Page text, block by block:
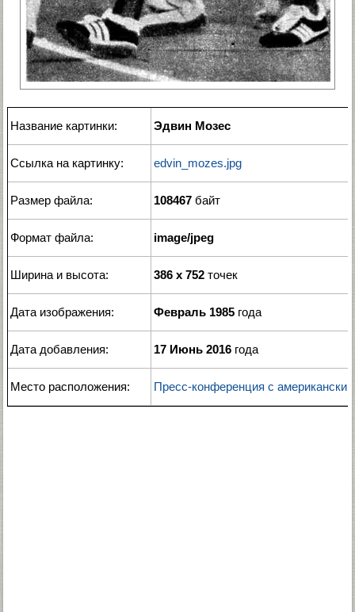
Название картинки: Эдвин Мозес
Ссылка на картинку: edvin_mozes.jpg
Размер файла: 108467 байт
Формат файла: image/jpeg
Ширина и высота: 386 x 752 точек
Дата изображения: Февраль 1985 года
Дата добавления: 17 Июнь 2016 года
Место расположения: Пресс-конференция с